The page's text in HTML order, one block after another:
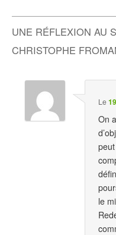
UNE RÉFLEXION AU
CHRISTOPHE
Le
On
le